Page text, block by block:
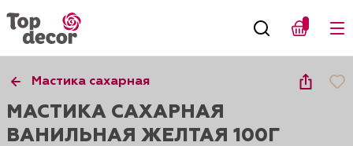
Мастика сахарная
МАСТИКА САХАРНАЯ
ВАНИЛЬНАЯ ЖЕЛТАЯ 100Г